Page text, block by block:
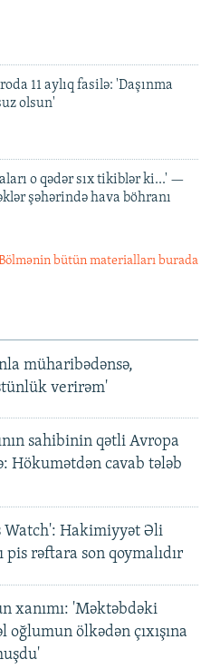
11 aylıq fasilə: 'Daşınma
olsun'
o qədər sıx tikiblər ki...' —
şəhərində hava böhranı
bütün materialları burada
müharibədənsə,
verirəm'
sahibinin qətli Avropa
Hökumətdən cavab tələb
Watch': Hakimiyyət Əli
pis rəftara son qoymalıdır
xanımı: 'Məktəbdəki
oğlumun ölkədən çıxışına